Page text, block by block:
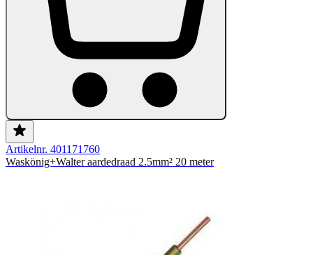
Artikelnr. 401171760
Waskönig+Walter aardedraad 2.5mm² 20 meter